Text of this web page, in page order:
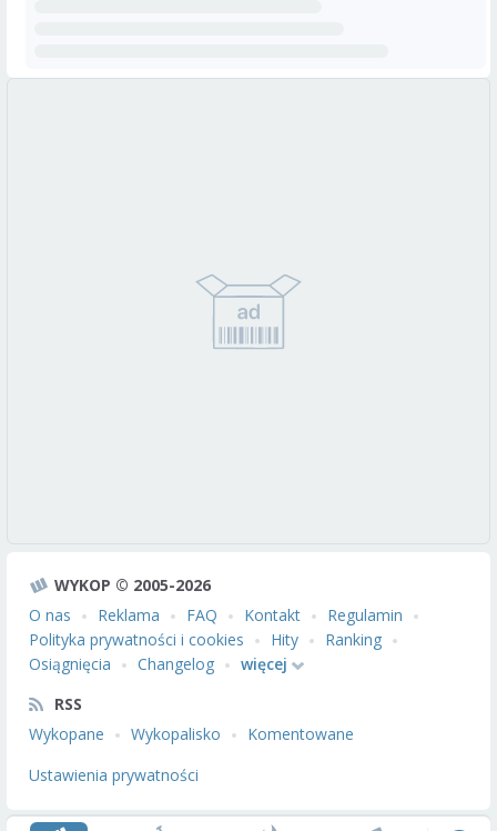
WYKOP © 2005-2026
O nas
Reklama FAQ Kontakt
Regulamin
Polityka prywatności i cookies
Hity
Ranking
Osiągnięcia
Changelog
więcej
RSS
Wykopane
Wykopalisko
Komentowane
Ustawienia prywatności